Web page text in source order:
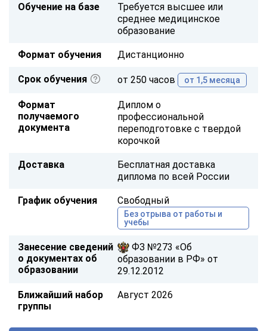
Обучение на базе
Требуется высшее или
среднее медицинское
образование
Формат обучения Дистанционно
Срок обучения от 250 часов от 1,5 месяца
Формат
получаемого
документа
Диплом о
профессиональной
переподготовке с твердой
корочкой
Доставка
Бесплатная доставка
диплома по всей России
График обучения Свободный
Без отрыва от работы и
учебы
Занесение сведений
о документах об
образовании
ФЗ №273 «Об
образовании в РФ» от
29.12.2012
Ближайший набор
группы
Август 2026